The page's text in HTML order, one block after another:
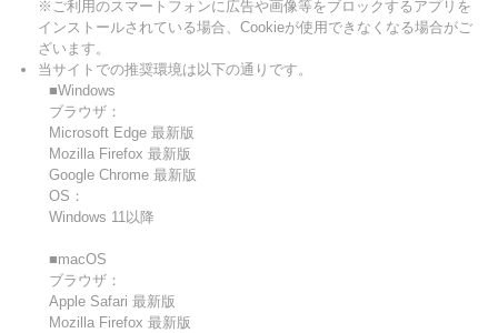
※ご利用のスマートフォンに広告や画像等をブロックするアプリを
インストールされている場合、Cookieが使用できなくなる場合がご
ざいます。
当サイトでの推奨環境は以下の通りです。
■Windows
ブラウザ：
Microsoft Edge 最新版
Mozilla Firefox 最新版
Google Chrome 最新版
OS：
Windows 11以降
■macOS
ブラウザ：
Apple Safari 最新版
Mozilla Firefox 最新版